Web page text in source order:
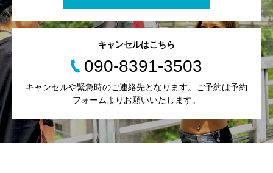
キャンセルはこちら
090-8391-3503
キャンセルや緊急時のご連絡先となります。ご予約は予約
フォームよりお願いいたします。